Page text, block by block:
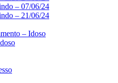
– 07/06/24
– 21/06/24
– Idoso